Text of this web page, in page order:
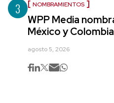
3 NOMBRAMIENTOS
WPP Media
México y Colombia
agosto 5, 2026